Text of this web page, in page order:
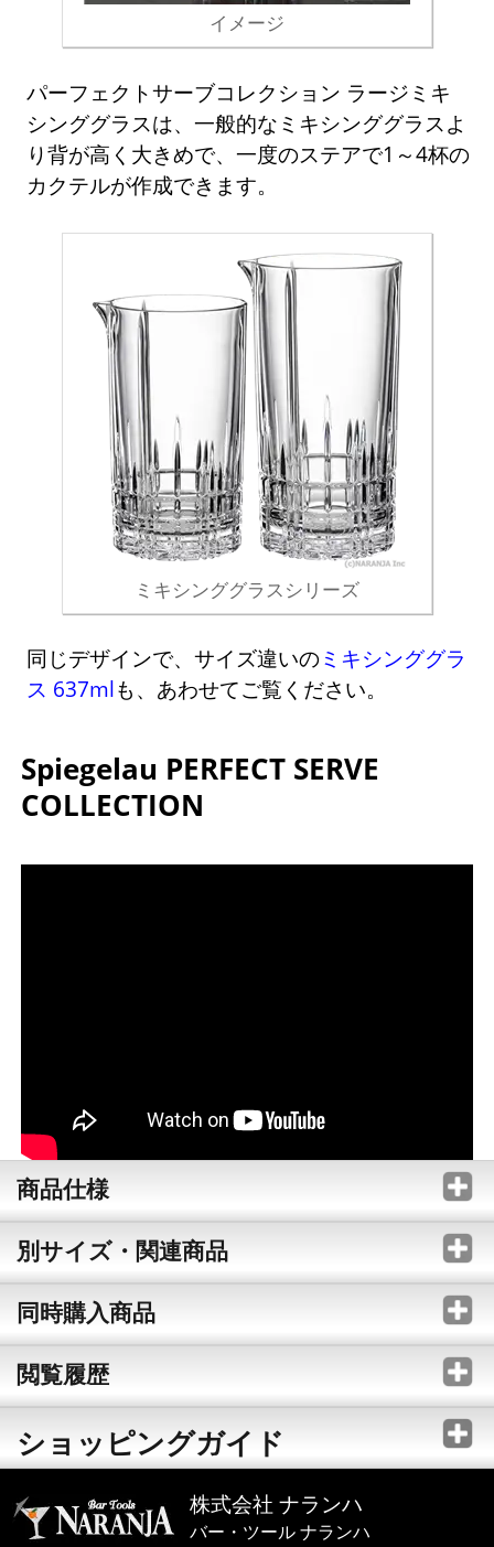
イメージ
パーフェクトサーブコレクション ラージミキ
シンググラスは、一般的なミキシンググラスよ
り背が高く大きめで、一度のステアで1～4杯の
カクテルが作成できます。
ミキシンググラスシリーズ
同じデザインで、サイズ違いのミキシンググラ
ス 637mlも、あわせてご覧ください。
Spiegelau PERFECT SERVE
COLLECTION
商品仕様
別サイズ・関連商品
同時購入商品
閲覧履歴
ショッピングガイド
株式会社 ナランハ
バー・ツール ナランハ